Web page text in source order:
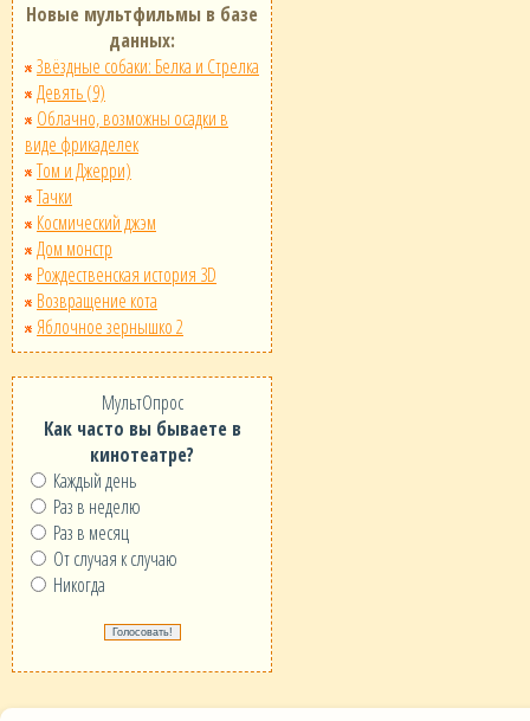
Новые мультфильмы в базе
данных:
Звёздные собаки: Белка и Стрелка
Девять (9)
Облачно, возможны осадки в
виде фрикаделек
Том и Джерри)
Тачки
Космический джэм
Дом монстр
Рождественская история 3D
Возвращение кота
Яблочное зернышко 2
МультОпрос
Как часто вы бываете в
кинотеатре?
Каждый день
Раз в неделю
Раз в месяц
От случая к случаю
Никогда